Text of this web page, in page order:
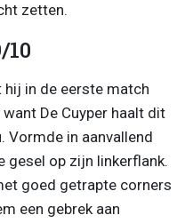
zetten.
10
in de eerste match
De Cuyper haalt dit
Vormde in aanvallend
gesel op zijn linkerflank.
goed getrapte corners
een gebrek aan